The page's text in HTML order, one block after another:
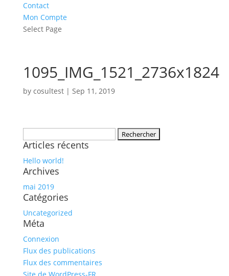
Contact
Mon Compte
Select Page
1095_IMG_1521_2736x1824
by cosultest| Sep 11, 2019
Articles récents
Hello world!
Archives
mai 2019
Catégories
Uncategorized
Méta
Connexion
Flux des publications
Flux des commentaires